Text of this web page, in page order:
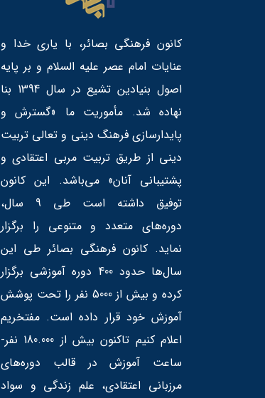
کانون فرهنگی بصائر، با یاری خدا و
عنایات امام عصر علیه السلام و بر پایه
اصول بنیادین تشیع در سال 1394 بنا
نهاده شد. مأموریت ما «گسترش و
پایدارسازی فرهنگ دینی و تعالی تربیت
دینی از طریق تربیت مربی اعتقادی و
پشتیبانی آنان» می‌باشد. این کانون
توفیق داشته است طی 9 سال،
دوره‌های متعدد و متنوعی را برگزار
نماید. کانون فرهنگی بصائر طی این
سال‌ها حدود 400 دوره آموزشی برگزار
کرده و بیش از 5000 نفر را تحت پوشش
آموزش خود قرار داده است. مفتخریم
اعلام کنیم تاکنون بیش از 180.000 نفر-
ساعت آموزش در قالب دوره‌های
مرزبانی اعتقادی، علم زندگی و سواد